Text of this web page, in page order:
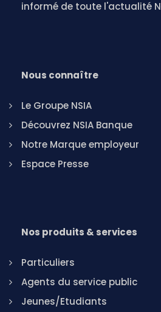
informé de toute l'actualité
Nous connaître
Le Groupe NSIA
Découvrez NSIA Banque
Notre Marque employeur
Espace Presse
Nos produits & services
Particuliers
Agents du service public
Jeunes/Etudiants